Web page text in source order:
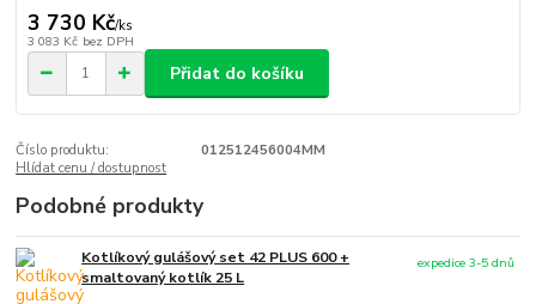
3 730 Kč/ks
3 083 Kč bez DPH
Přidat do košíku
Číslo produktu:
012512456004MM
Hlídat cenu / dostupnost
Podobné produkty
Kotlíkový gulášový set 42 PLUS 600 +
smaltovaný kotlík 25 L
expedice 3-5 dnů